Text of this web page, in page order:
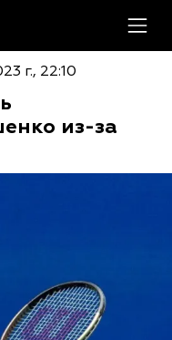
г., 22:10
из-за